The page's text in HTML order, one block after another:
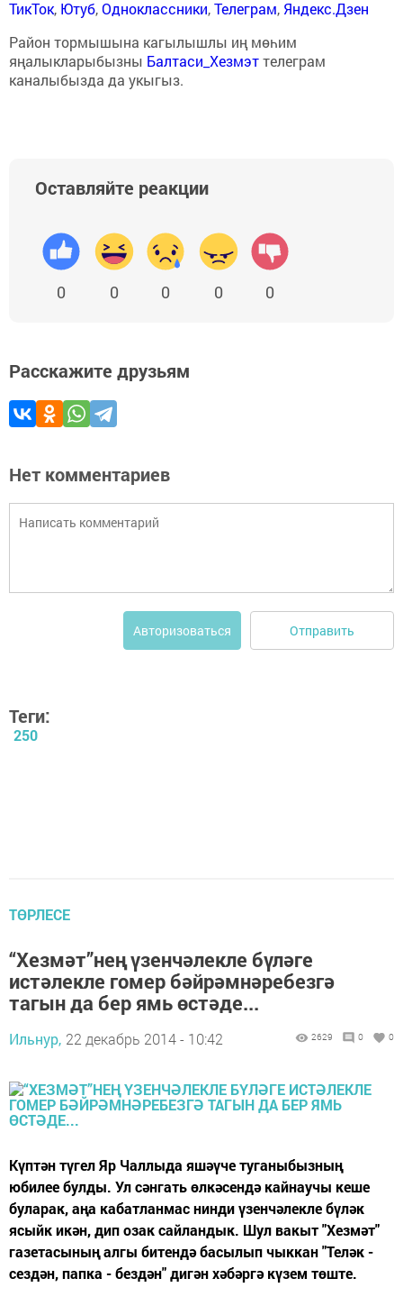
ТикТок, Ютуб,Одноклассники,Телеграм, Яндекс.Дзен
Район тормышына кагылышлы иң мөһим
яңалыкларыбызны Балтаси_Хезмэттелеграм
каналыбызда да укыгыз.
Оставляйте реакции
0 0 0 0 0
Расскажите друзьям
Нет комментариев
Авторизоваться Отправить
Теги:
250
ТӨРЛЕСЕ
“Хезмәт”нең үзенчәлекле бүләге
истәлекле гомер бәйрәмнәребезгә
тагын да бер ямь өстәде...
Ильнур, 22 декабрь 2014 - 10:42 2629 0 0
Күптән түгел Яр Чаллыда яшәүче туганыбызның
юбилее булды. Ул сәнгать өлкәсендә кайнаучы кеше
буларак, аңа кабатланмас нинди үзенчәлекле бүләк
ясыйк икән, дип озак сайландык. Шул вакыт "Хезмәт"
газетасының алгы битендә басылып чыккан "Теләк -
сездән, папка - бездән" дигән хәбәргә күзем төште.